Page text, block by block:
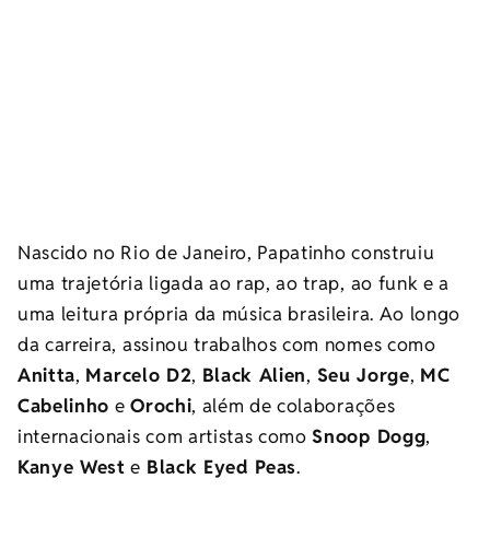
Nascido no Rio de Janeiro, Papatinho construiu
uma trajetória ligada ao rap, ao trap, ao funk e a
uma leitura própria da música brasileira. Ao longo
da carreira, assinou trabalhos com nomes como
Anitta, Marcelo D2, Black Alien, Seu Jorge, MC
Cabelinho eOrochi, além de colaborações
internacionais com artistas comoSnoop Dogg,
Kanye West e Black Eyed Peas.